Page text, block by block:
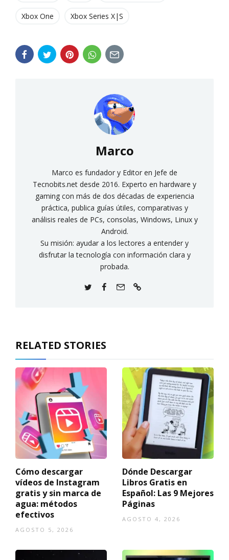
Xbox One Xbox Series X|S
Marco
Marco es fundador y Editor en Jefe de
Tecnobits.net desde 2016. Experto en hardware y
gaming con más de dos décadas de experiencia
práctica, publica guías útiles, comparativas y
análisis reales de PCs, consolas, Windows, Linux y
Android.
Su misión: ayudar a los lectores a entender y
disfrutar la tecnología con información clara y
probada.
RELATED STORIES
Cómo descargar
vídeos de Instagram
gratis y sin marca de
agua: métodos
efectivos
AGOSTO 5, 2026
Dónde Descargar
Libros Gratis en
Español: Las 9 Mejores
Páginas
AGOSTO 4, 2026